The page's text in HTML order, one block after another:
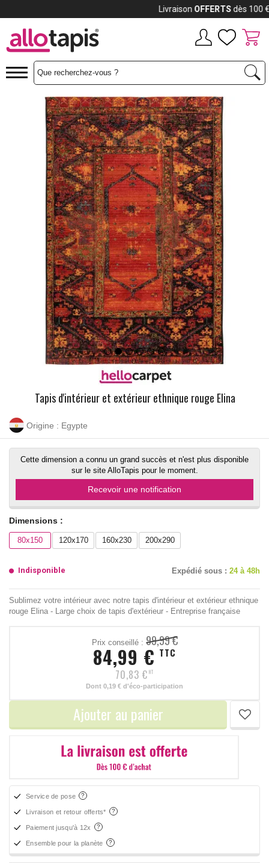
Tapis d'intérieur et extérieur ethnique rouge Elina
Origine : Egypte
Cette dimension a connu un grand succès et n'est plus disponible
sur le site AlloTapis pour le moment.
Recevoir une notification
Dimensions :
80x150 120x170 160x230 200x290
Indisponible Expédié sous : 24 à 48h
Sublimez votre intérieur avec notre tapis d'intérieur et extérieur ethnique
rouge Elina - Large choix de tapis d'extérieur - Entreprise française
Prix conseillé : 99,99 €
84,99 € TTC
70,83 € HT
Dont 0,19 € d'éco-participation
Ajouter au panier
Service de pose
Livraison et retour offerts*
Paiement jusqu'à 12x
Ensemble pour la planète
12x